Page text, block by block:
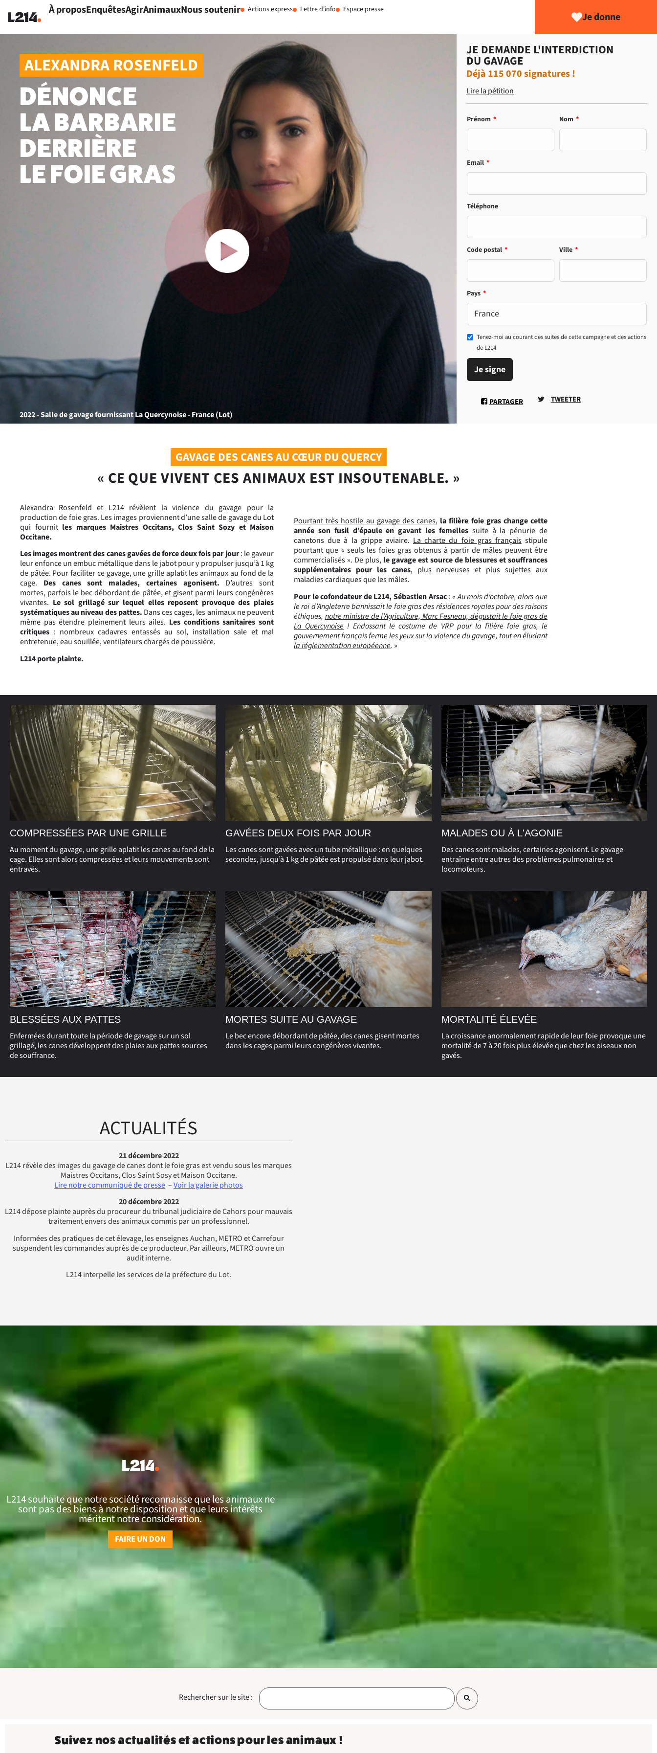
À proposEnquêtesAgirAnimauxNous soutenir Actions express Lettre d'info Espace presse
Je donne
ALEXANDRA ROSENFELD
DÉNONCE
LA BARBARIE
DERRIÈRE
LE FOIE GRAS
2022 - Salle de gavage fournissant La Quercynoise - France (Lot)
JE DEMANDE L'INTERDICTION
DU GAVAGE
Déjà 115 070signatures !
Lire la pétition
Prénom * Nom *
Email *
Téléphone
Code postal * Ville *
Pays *
Tenez-moi au courant des suites de cette campagne et des actions
de L214
Je signe
PARTAGER TWEETER
GAVAGE DES CANES AU CŒUR DU QUERCY
« CE QUE VIVENT CES ANIMAUX EST INSOUTENABLE. »
Alexandra Rosenfeld et L214 révèlent la violence du gavage pour la
production de foie gras. Les images proviennent d’une salle de gavage du Lot
qui fournit les marques Maistres Occitans, Clos Saint Sozy et Maison
Occitane.
Les images montrent des canes gavées de force deux fois par jour: le gaveur
leur enfonce un embuc métallique dans le jabot pour y propulser jusqu’à 1 kg
de pâtée. Pour faciliter ce gavage, une grille aplatit les animaux au fond de la
cage. Des canes sont malades, certaines agonisent. D’autres sont
mortes, parfois le bec débordant de pâtée,et gisent parmi leurs congénères
vivantes. Le sol grillagé sur lequel elles reposent provoque des plaies
systématiques au niveau des pattes. Dans ces cages, les animaux ne peuvent
même pas étendre pleinement leurs ailes. Les conditions sanitaires sont
critiques : nombreux cadavres entassés au sol, installation sale et mal
entretenue, eau souillée, ventilateurs chargés de poussière.
L214 porte plainte.
Pourtant très hostile au gavage des canes, la filière foie gras change cette
année son fusil d’épaule en gavant les femellessuite à la pénurie de
canetons due à la grippe aviaire. La charte du foie gras françaisstipule
pourtant que « seuls les foies gras obtenus à partir de mâles peuvent être
commercialisés ». De plus, le gavage est source de blessures et souffrances
supplémentaires pour les canes, plus nerveuses et plus sujettes aux
maladies cardiaques que les mâles.
Pour le cofondateur de L214, Sébastien Arsac: «Au mois d’octobre, alors que
le roi d’Angleterre bannissait le foie gras des résidences royales pour des raisons
éthiques, notre ministre de l’Agriculture, Marc Fesneau, dégustait le foie gras de
La Quercynoise ! Endossant le costume de VRP pour la filière foie gras, le
gouvernement français ferme les yeux sur la violence du gavage, tout en éludant
la réglementation européenne. »
COMPRESSÉES PAR UNE GRILLE
Au moment du gavage, une grille aplatit les canes au fond de la
cage. Elles sont alors compressées et leurs mouvements sont
entravés.
GAVÉES DEUX FOIS PAR JOUR
Les canes sont gavées avec un tube métallique : en quelques
secondes, jusqu’à 1 kg de pâtée est propulsé dans leur jabot.
MALADES OU À L'AGONIE
Des canes sont malades, certaines agonisent. Le gavage
entraîne entre autres des problèmes pulmonaires et
locomoteurs.
BLESSÉES AUX PATTES
Enfermées durant toute la période de gavage sur un sol
grillagé, les canes développent des plaies aux pattes sources
de souffrance.
MORTES SUITE AU GAVAGE
Le bec encore débordant de pâtée, des canes gisent mortes
dans les cages parmi leurs congénères vivantes.
MORTALITÉ ÉLEVÉE
La croissance anormalement rapide de leur foie provoque une
mortalité de 7 à 20 fois plus élevée que chez les oiseaux non
gavés.
ACTUALITÉS
21 décembre 2022
L214 révèle des images du gavage de canes dont le foie gras est vendu sous les marques
Maistres Occitans, Clos Saint Sosy et Maison Occitane.
Lire notre communiqué de presse –Voir la galerie photos
20 décembre 2022
L214 dépose plainte auprès du procureur du tribunal judiciaire de Cahors pour mauvais
traitement envers des animaux commis par un professionnel.
Informées des pratiques de cet élevage, les enseignes Auchan, METRO et Carrefour
suspendent les commandes auprès de ce producteur. Par ailleurs, METRO ouvre un
audit interne.
L214 interpelle les services de la préfecture du Lot.
L214 souhaite que notre société reconnaisse que les animaux ne
sont pas des biens à notre disposition et que leurs intérêts
méritent notre considération.
FAIRE UN DON
Rechercher sur le site :
Suivez nos actualités et actions pour les animaux !